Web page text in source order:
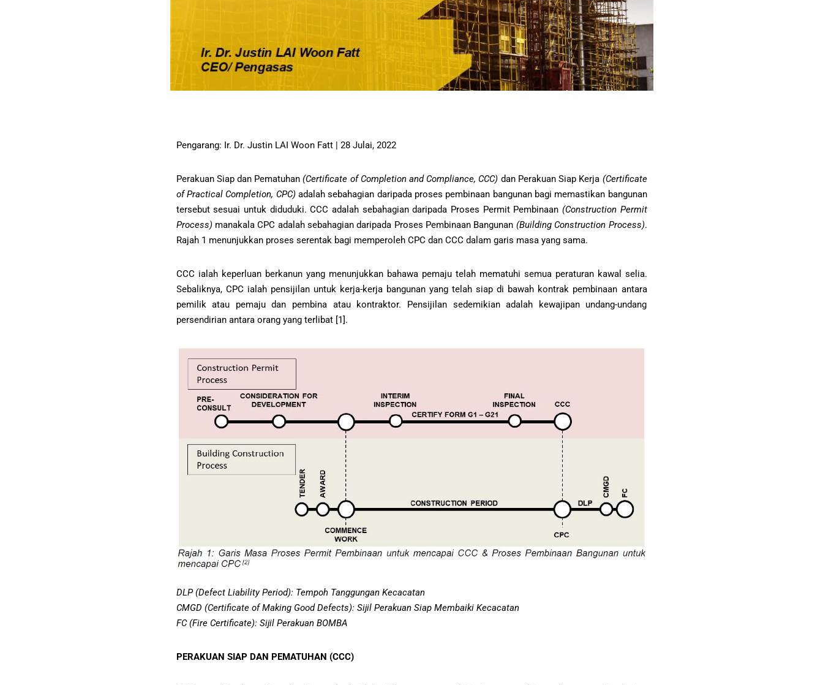
Pengarang: Ir. Dr. Justin LAI Woon Fatt | 28 Julai, 2022
Perakuan Siap dan Pematuhan(Certificate of Completion and Compliance, CCC) dan Perakuan Siap Kerja (Certificate
of Practical Completion, CPC)adalah sebahagian daripada proses pembinaan bangunan bagi memastikan bangunan
tersebut sesuai untuk diduduki. CCC adalah sebahagian daripada Proses Permit Pembinaan (Construction Permit
Process)manakala CPC adalah sebahagian daripada Proses Pembinaan Bangunan (Building Construction Process).
Rajah 1 menunjukkan proses serentak bagi memperoleh CPC dan CCC dalam garis masa yang sama.
CCC ialah keperluan berkanun yang menunjukkan bahawa pemaju telah mematuhi semua peraturan kawal selia.
Sebaliknya, CPC ialah pensijilan untuk kerja-kerja bangunan yang telah siap di bawah kontrak pembinaan antara
pemilik atau pemaju dan pembina atau kontraktor. Pensijilan sedemikian adalah kewajipan undang-undang
persendirian antara orang yang terlibat [1].
DLP (Defect Liability Period): Tempoh Tanggungan Kecacatan
CMGD (Certificate of Making Good Defects): Sijil Perakuan Siap Membaiki Kecacatan
FC (Fire Certificate): Sijil Perakuan BOMBA
PERAKUAN SIAP DAN PEMATUHAN (CCC)